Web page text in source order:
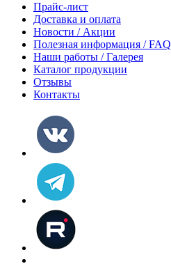
Прайс-лист
Доставка и оплата
Новости / Акции
Полезная информация / FAQ
Наши работы / Галерея
Каталог продукции
Отзывы
Контакты